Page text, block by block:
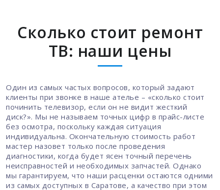
Сколько стоит ремонт
ТВ: наши цены
Один из самых частых вопросов, который задают
клиенты при звонке в наше ателье – «сколько стоит
починить телевизор, если он не видит жесткий
диск?». Мы не называем точных цифр в прайс-листе
без осмотра, поскольку каждая ситуация
индивидуальна. Окончательную стоимость работ
мастер назовет только после проведения
диагностики, когда будет ясен точный перечень
неисправностей и необходимых запчастей. Однако
мы гарантируем, что наши расценки остаются одними
из самых доступных в Саратове, а качество при этом